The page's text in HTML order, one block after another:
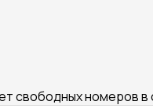
свободных номеров в